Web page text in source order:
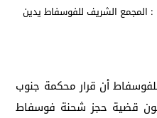
أن قرار محكمة جنوب
قضية حجز شحنة فوسفاط